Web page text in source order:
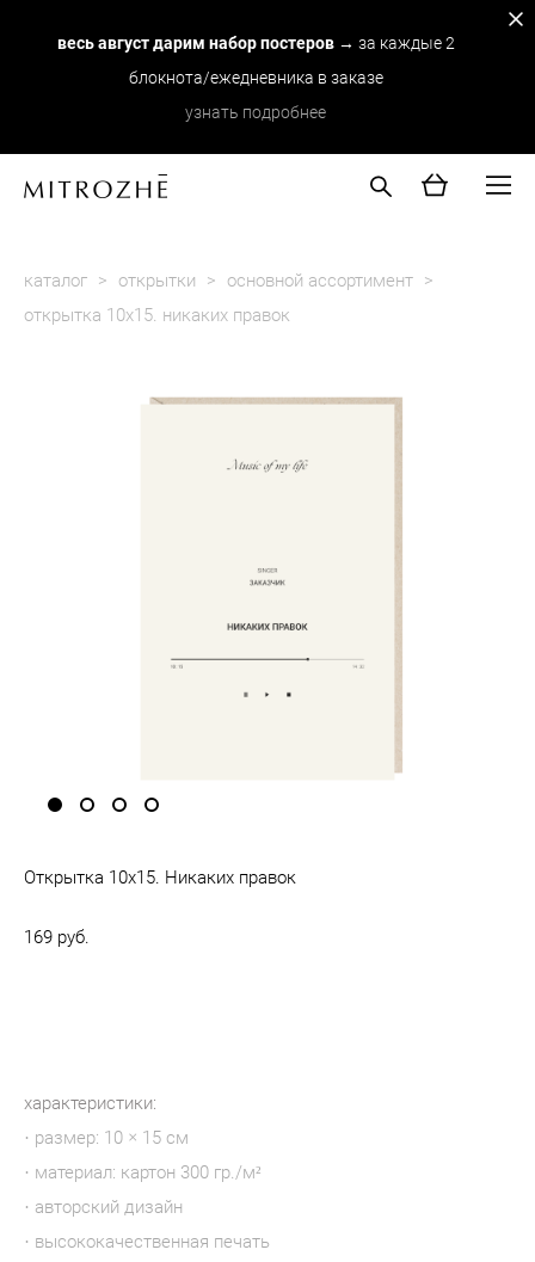
весь август дарим набор постеров→ за каждые 2
блокнота/ежедневника в заказе
узнать подробнее
каталог > открытки > основной ассортимент >
открытка 10х15. никаких правок
Открытка 10х15. Никаких правок
169 pуб.
характеристики:
· размер: 10 × 15 см
· материал: картон 300 гр./м²
· авторский дизайн
· высококачественная печать